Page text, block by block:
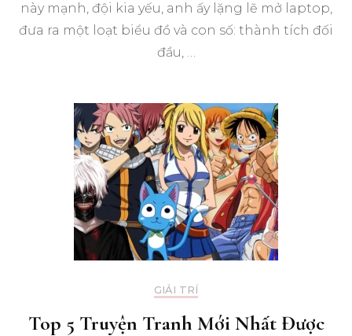
này mạnh, đội kia yếu, anh ấy lặng lẽ mở laptop,
đưa ra một loạt biểu đồ và con số: thành tích đối
đầu, …
GIẢI TRÍ
Top 5 Truyện Tranh Mới Nhất Được